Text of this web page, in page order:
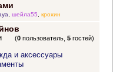
, шейла55, крохин
(0 пользователь,5 гостей)
и аксессуары